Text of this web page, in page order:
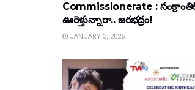
Commissionerate :
ఊరెళ్తున్నారా.. జరభద్రం!
JANUARY 3, 2026